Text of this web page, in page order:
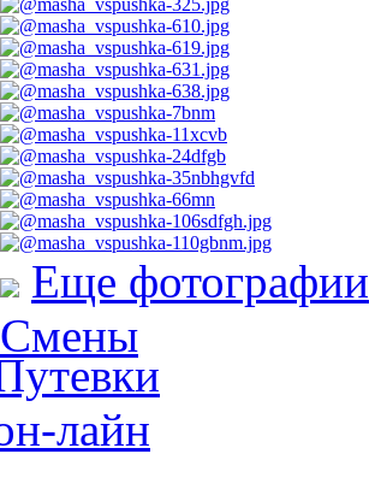
Еще фотографии
Смены
лайн